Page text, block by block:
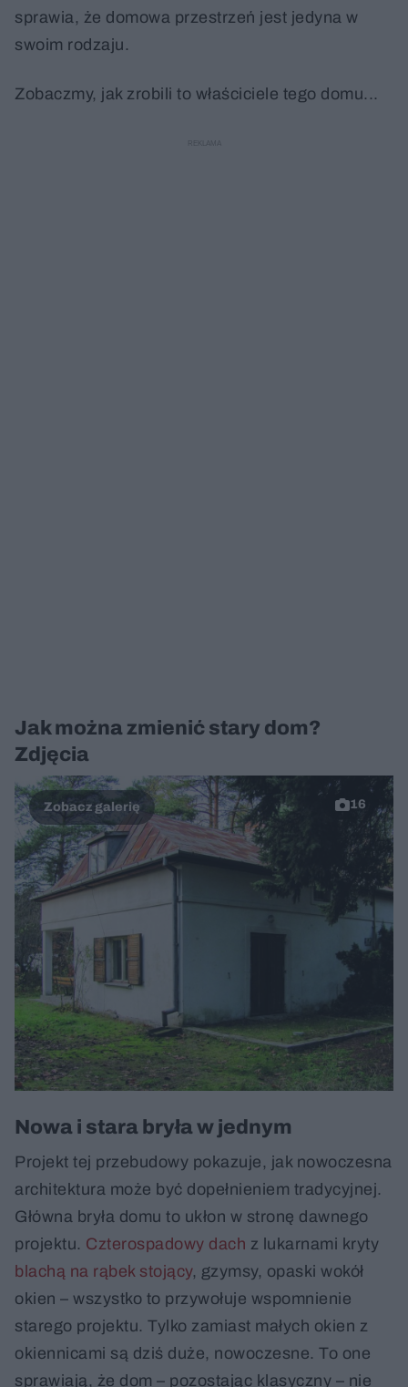
sprawia, że domowa przestrzeń jest jedyna w
swoim rodzaju.
Zobaczmy, jak zrobili to właściciele tego domu...
Jak można zmienić stary dom?
Zdjęcia
16
Nowa i stara bryła w jednym
Projekt tej przebudowy pokazuje, jak nowoczesna
architektura może być dopełnieniem tradycyjnej.
Główna bryła domu to ukłon w stronę dawnego
projektu. Czterospadowy dach z lukarnami kryty
blachą na rąbek stojący, gzymsy, opaski wokół
okien – wszystko to przywołuje wspomnienie
starego projektu. Tylko zamiast małych okien z
okiennicami są dziś duże, nowoczesne. To one
sprawiają, że dom – pozostając klasyczny – nie